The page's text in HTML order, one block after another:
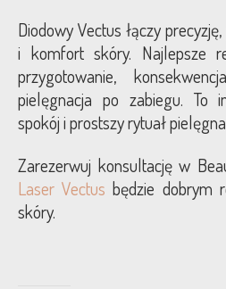
Diodowy Vectus łączy
i komfort skóry. Najlepsze
przygotowanie,
pielęgnacja po zabiegu. To
spokój i prostszy rytuał
Zarezerwuj konsultację w
Laser Vectus będzie dobrym
skóry.